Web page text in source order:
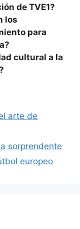
de TVE1?
los
para
cultural a la
arte de
sorprendente
europeo